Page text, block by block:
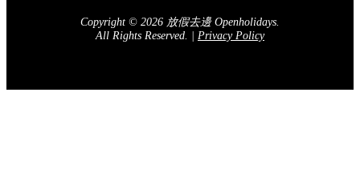
Copyright © 2026 放假去邊 Openholidays.
All Rights Reserved.
Privacy Policy